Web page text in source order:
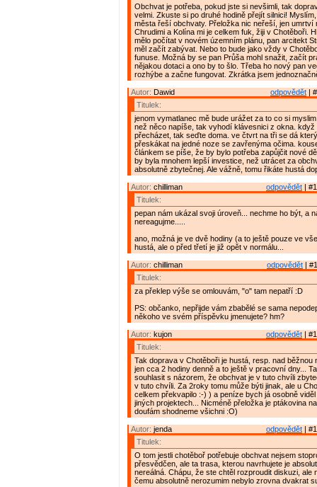
Obchvat je potřeba, pokud jste si nevšimli, tak
velmi. Zkuste si po druhé hodině přejít silnici!
města řeší obchvaty. Přeložka nic neřeší, jen umrtví
Chrudimi a Kolína mi je celkem fuk, žiji v Chotěboři.
mělo počítat v novém územním plánu, pan arcitekt
měl začít zabývat. Nebo to bude jako vždy v
funuse. Možná by se pan Průša mohl snažit, začít
nějakou dotaci a ono by to šlo. Třeba ho nový pan
rozhýbe a začne fungovat. Zkrátka jsem
odpovědět |
Autor: Dawid
Titulek:
jenom vymatlanec mě bude urážet za to co si
než něco napíše, tak vyhodí klávesnici z okna. když
přecházet, tak seďte doma. ve čtvrt na tři se dá
přeskákat na jedné noze se zavřenýma očima.
článkem se píše, že by bylo potřeba zapůjčit nové
by byla mnohem lepší investice, než utrácet za
absolutně zbytečnej. Ale vážně, tomu řikáte hustá
odpovědět |
Autor: chilliman
Titulek:
pepan nám ukázal svoji úroveň... nechme ho být, a
nereagujme.....
ano, možná je ve dvě hodiny (a to ještě pouze ve
hustá, ale o před třetí je již opět v normálu...
odpovědět |
Autor: chilliman
Titulek:
za překlep výše se omlouvám, "o" tam nepatří :D
PS: občanko, nepřijde vám zbabělé se sama
někoho ve svém příspěvku jmenujete? hm?
odpovědět |
Autor: kujon
Titulek:
Tak doprava v Chotěboři je hustá, resp. nad běžnou
jen cca 2 hodiny denně a to ještě v pracovní dny...
souhlasit s názorem, že obchvat je v tuto chvíli
v tuto chvíli. Za 2roky tomu může býti jinak, ale u
celkem překvapilo :-) ) a peníze bych já osobně
jiných projektech... Nicméně přeložka je ptákovina
doufám shodneme všichni :O)
odpovědět |
Autor: jenda
Titulek:
O tom jestli chotěboř potřebuje obchvat nejsem
přesvědčen, ale ta trasa, kterou navrhujete je
nereálná. Chápu, že ste chtěl rozproudit diskuzi, ale
čemu absolutně nerozumim nebylo zrovna dvakrat